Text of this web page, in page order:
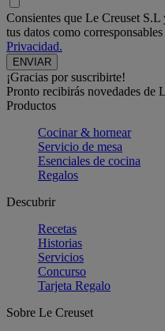
Consientes que Le Creuset
tus datos como
Privacidad.
¡Gracias por suscribirte!
Pronto recibirás novedades de
Productos
Cocinar & hornear
Servicio de mesa
Esenciales de cocina
Regalos
Descubrir
Recetas
Historias
Servicios
Concurso
Tarjeta Regalo
Sobre Le Creuset